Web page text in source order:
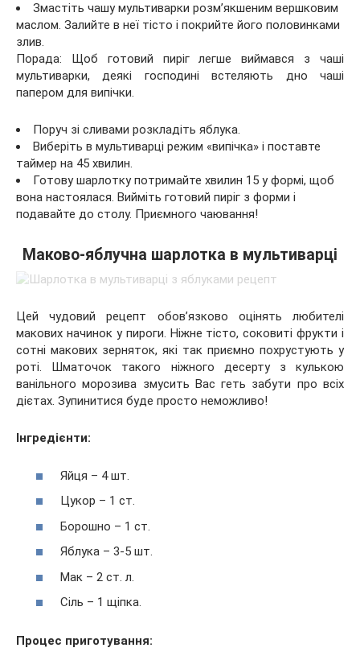
Змастіть чашу мультиварки розм’якшеним вершковим
маслом. Залийте в неї тісто і покрийте його половинками
злив.
Порада: Щоб готовий пиріг легше виймався з чаші
мультиварки, деякі господині встеляють дно чаші
папером для випічки.
Поруч зі сливами розкладіть яблука.
Виберіть в мультиварці режим «випічка» і поставте
таймер на 45 хвилин.
Готову шарлотку потримайте хвилин 15 у формі, щоб
вона настоялася. Вийміть готовий пиріг з форми і
подавайте до столу. Приємного чаювання!
Маково-яблучна шарлотка в мультиварці
Цей чудовий рецепт обов’язково оцінять любителі
макових начинок у пироги. Ніжне тісто, соковиті фрукти і
сотні макових зерняток, які так приємно похрустують у
роті. Шматочок такого ніжного десерту з кулькою
ванільного морозива змусить Вас геть забути про всіх
дієтах. Зупинитися буде просто неможливо!
Інгредієнти:
Яйця – 4 шт.
Цукор – 1 ст.
Борошно – 1 ст.
Яблука – 3-5 шт.
Мак – 2 ст. л.
Сіль – 1 щіпка.
Процес приготування: